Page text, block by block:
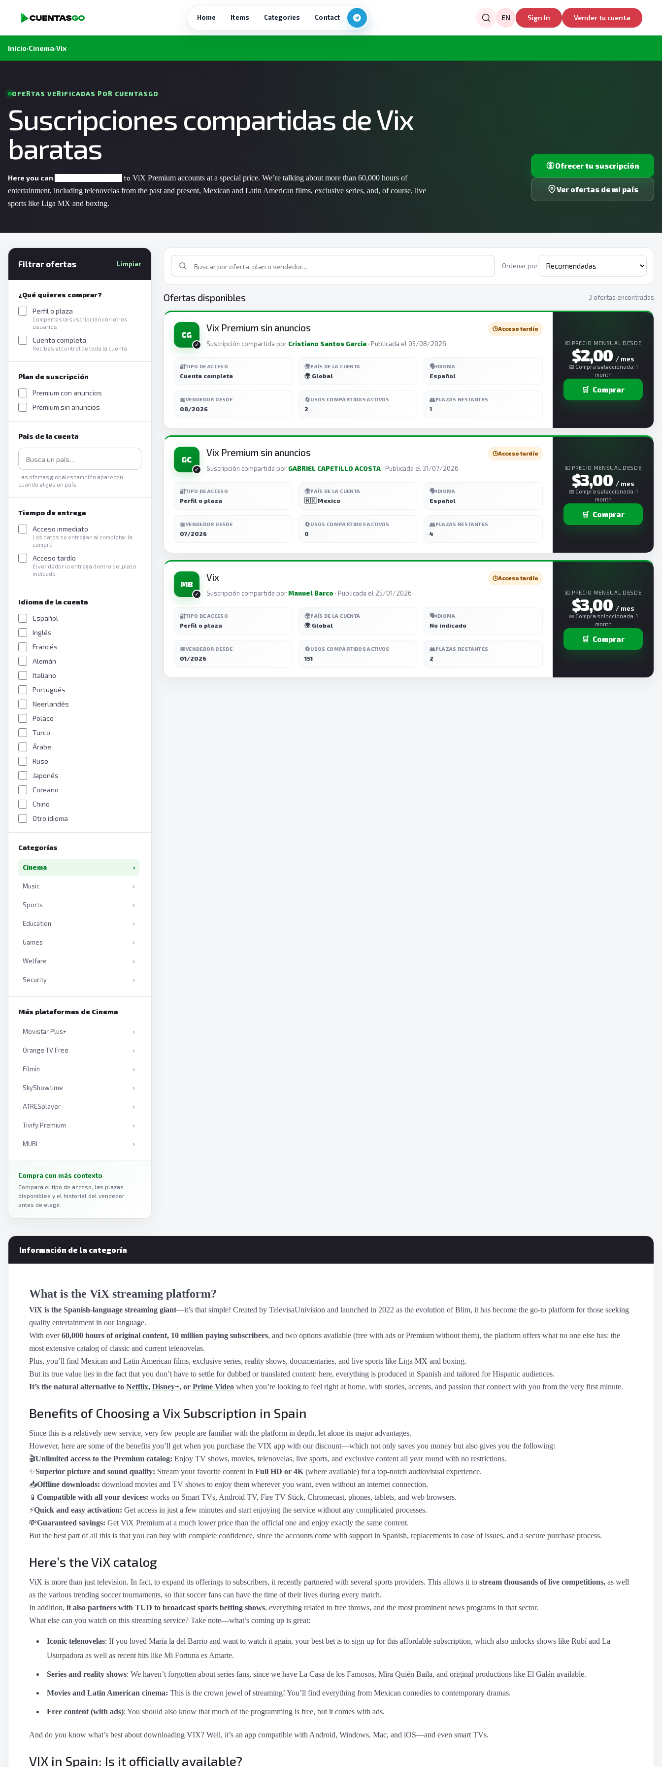
Home Items Categories Contact EN Sign In Vender tu cuenta
Inicio›Cinema›Vix
OFERTAS VERIFICADAS POR CUENTASGO
Suscripciones compartidas de Vix
baratas
Here you can to ViX Premium accounts at a special price. We’re talking about more than 60,000 hours of
entertainment, including telenovelas from the past and present, Mexican and Latin American films, exclusive series, and, of course, live
sports like Liga MX and boxing.
Ofrecer tu suscripción
Ver ofertas de mi país
Filtrar ofertas Limpiar
¿Qué quieres comprar?
Perfil o plaza
Compartes la suscripción con otros
usuarios
Cuenta completa
Recibes el control de toda la cuenta
Plan de suscripción
Premium con anuncios
Premium sin anuncios
País de la cuenta
Las ofertas globales también aparecen
cuando eliges un país.
Tiempo de entrega
Acceso inmediato
Los datos se entregan al completar la
compra
Acceso tardío
El vendedor lo entrega dentro del plazo
indicado
Idioma de la cuenta
Español
Inglés
Francés
Alemán
Italiano
Portugués
Neerlandés
Polaco
Turco
Árabe
Ruso
Japonés
Coreano
Chino
Otro idioma
Categorías
Cinema ›
Music ›
Sports ›
Education ›
Games ›
Welfare ›
Security ›
Productivity ›
Artificial intelligence
Books ›
Más plataformas de Cinema
Movistar Plus+ ›
Orange TV Free ›
Filmin ›
SkyShowtime ›
ATRESplayer ›
Tivify Premium ›
MUBI ›
Mediaset Infinity ›
Curiosity Stream
Anime Box
Viki ›
Plex ›
Vix ›
Apple TV+ ›
Crunchyroll
YouTube Premium ›
HBO Max ›
Compra con más contexto
Compara el tipo de acceso, las plazas
disponibles y el historial del vendedor
antes de elegir.
Ordenar por
Ofertas disponibles 3 ofertas encontradas
CG
Vix Premium sin anuncios 🕒Acceso tardío
Suscripción compartida por Cristiano Santos Garcia · Publicada el 05/08/2026
🔐TIPO DE ACCESO
Cuenta completa
🌍PAÍS DE LA CUENTA
🌍 Global
🗣️IDIOMA
Español
📅VENDEDOR DESDE
08/2026
🔄USOS COMPARTIDOS ACTIVOS
2
👥PLAZAS RESTANTES
1
💶 PRECIO MENSUAL DESDE
$2,00 / mes
📅 Compra seleccionada: 1
month
🛒 Comprar
GC
Vix Premium sin anuncios 🕒Acceso tardío
Suscripción compartida por GABRIEL CAPETILLO ACOSTA · Publicada el 31/07/2026
🔐TIPO DE ACCESO
Perfil o plaza
🌍PAÍS DE LA CUENTA
🇲🇽 Mexico
🗣️IDIOMA
Español
📅VENDEDOR DESDE
07/2026
🔄USOS COMPARTIDOS ACTIVOS
0
👥PLAZAS RESTANTES
4
💶 PRECIO MENSUAL DESDE
$3,00 / mes
📅 Compra seleccionada: 1
month
🛒 Comprar
MB
Vix 🕒Acceso tardío
Suscripción compartida por Manuel Barco · Publicada el 25/01/2026
🔐TIPO DE ACCESO
Perfil o plaza
🌍PAÍS DE LA CUENTA
🌍 Global
🗣️IDIOMA
No indicado
📅VENDEDOR DESDE
01/2026
🔄USOS COMPARTIDOS ACTIVOS
151
👥PLAZAS RESTANTES
2
💶 PRECIO MENSUAL DESDE
$3,00 / mes
📅 Compra seleccionada: 1
month
🛒 Comprar
Información de la categoría
What is the ViX streaming platform?
ViX is the Spanish-language streaming giant—it’s that simple! Created by TelevisaUnivision and launched in 2022 as the evolution of Blim, it has become the go-to platform for those seeking
quality entertainment in our language.
With over60,000 hours of original content, 10 million paying subscribers, and two options available (free with ads or Premium without them), the platform offers what no one else has: the
most extensive catalog of classic and current telenovelas.
Plus, you’ll find Mexican and Latin American films, exclusive series, reality shows, documentaries, and live sports like Liga MX and boxing.
But its true value lies in the fact that you don’t have to settle for dubbed or translated content: here, everything is produced in Spanish and tailored for Hispanic audiences.
It’s the natural alternative to Netflix, Disney+, or Prime Video when you’re looking to feel right at home, with stories, accents, and passion that connect with you from the very first minute.
Benefits of Choosing a Vix Subscription in Spain
Since this is a relatively new service, very few people are familiar with the platform in depth, let alone its major advantages.
However, here are some of the benefits you’ll get when you purchase the VIX app with our discount—which not only saves you money but also gives you the following:
🎬Unlimited access to the Premium catalog: Enjoy TV shows, movies, telenovelas, live sports, and exclusive content all year round with no restrictions.
✨Superior picture and sound quality: Stream your favorite content in Full HD or 4K (where available) for a top-notch audiovisual experience.
📥Offline downloads: download movies and TV shows to enjoy them wherever you want, even without an internet connection.
📱 Compatible with all your devices: works on Smart TVs, Android TV, Fire TV Stick, Chromecast, phones, tablets, and web browsers.
⚡Quick and easy activation: Get access in just a few minutes and start enjoying the service without any complicated processes.
💸Guaranteed savings: Get ViX Premium at a much lower price than the official one and enjoy exactly the same content.
But the best part of all this is that you can buy with complete confidence, since the accounts come with support in Spanish, replacements in case of issues, and a secure purchase process.
Here’s the ViX catalog
ViX is more than just television. In fact, to expand its offerings to subscribers, it recently partnered with several sports providers. This allows it to stream thousands of live competitions, as well
as the various trending soccer tournaments, so that soccer fans can have the time of their lives during every match.
In addition, it also partners with TUD to broadcast sports betting shows, everything related to free throws, and the most prominent news programs in that sector.
What else can you watch on this streaming service? Take note—what’s coming up is great:
Iconic telenovelas: If you loved María la del Barrio and want to watch it again, your best bet is to sign up for this affordable subscription, which also unlocks shows like Rubí and La
Usurpadora as well as recent hits like Mi Fortuna es Amarte.
Series and reality shows: We haven’t forgotten about series fans, since we have La Casa de los Famosos, Mira Quién Baila, and original productions like El Galán available.
Movies and Latin American cinema: This is the crown jewel of streaming! You’ll find everything from Mexican comedies to contemporary dramas.
Free content (with ads): You should also know that much of the programming is free, but it comes with ads.
And do you know what’s best about downloading VIX? Well, it’s an app compatible with Android, Windows, Mac, and iOS—and even smart TVs.
VIX in Spain: Is it officially available?